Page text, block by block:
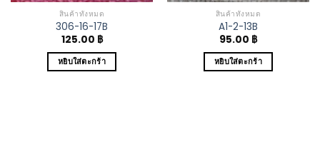
สินค้าทั้งหมด
306-16-17B
125.00 ฿
หยิบใส่ตะกร้า
สินค้าทั้งหมด
A1-2-13B
95.00 ฿
หยิบใส่ตะกร้า